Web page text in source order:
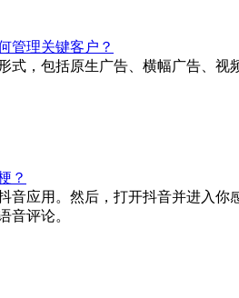
管理关键客户？
式，包括原生广告、横幅广告、
？
音应用。然后，打开抖音并进入
音评论。